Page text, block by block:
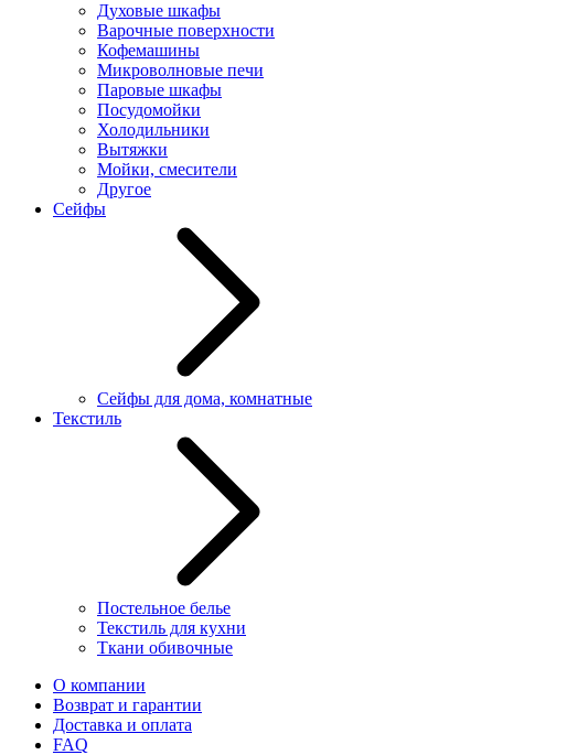
Духовые шкафы
Варочные поверхности
Кофемашины
Микроволновые печи
Паровые шкафы
Посудомойки
Холодильники
Вытяжки
Мойки, смесители
Другое
Сейфы
Сейфы для дома, комнатные
Текстиль
Постельное белье
Текстиль для кухни
Ткани обивочные
О компании
Возврат и гарантии
Доставка и оплата
FAQ